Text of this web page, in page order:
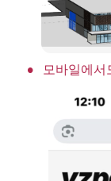
• 모바일에서